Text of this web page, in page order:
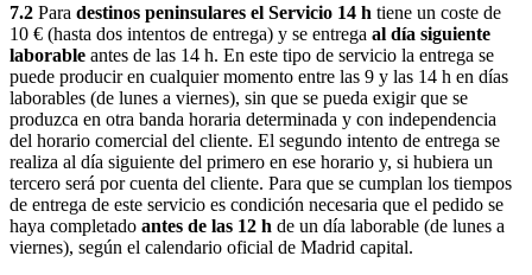
7.2 Para destinos peninsulares el Servicio 14 h tiene un coste de
10 € (hasta dos intentos de entrega) y se entrega al día siguiente
laborable antes de las 14 h. En este tipo de servicio la entrega se
puede producir en cualquier momento entre las 9 y las 14 h en días
laborables (de lunes a viernes), sin que se pueda exigir que se
produzca en otra banda horaria determinada y con independencia
del horario comercial del cliente. El segundo intento de entrega se
realiza al día siguiente del primero en ese horario y, si hubiera un
tercero será por cuenta del cliente. Para que se cumplan los tiempos
de entrega de este servicio es condición necesaria que el pedido se
haya completado antes de las 12 h de un día laborable (de lunes a
viernes), según el calendario oficial de Madrid capital.